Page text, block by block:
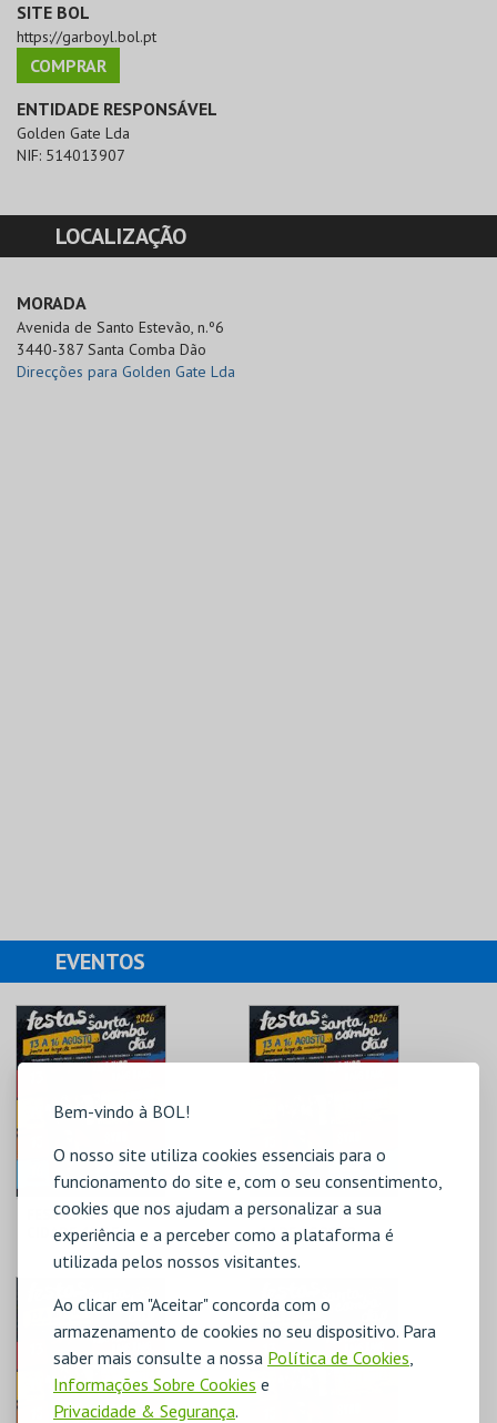
Bem-vindo à BOL!
O nosso site utiliza cookies essenciais para o
funcionamento do site e, com o seu consentimento,
cookies que nos ajudam a personalizar a sua
experiência e a perceber como a plataforma é
utilizada pelos nossos visitantes.
Ao clicar em "Aceitar" concorda com o
armazenamento de cookies no seu dispositivo. Para
saber mais consulte a nossa Política de Cookies
Informações Sobre Cookies e
Privacidade & Segurança.
SITE BOL
https://garboyl.bol.pt
COMPRAR
ENTIDADE RESPONSÁVEL
Golden Gate Lda
NIF: 514013907
LOCALIZAÇÃO
MORADA
Avenida de Santo Estevão, n.º6
3440-387 Santa Comba Dão
Direcções para Golden Gate Lda
EVENTOS
FESTAS DA
CIDADE-13 DE
AGOSTO-KISS KISS
BANG BANG
COMBA DÃO
MAIS INFO
COMPRAR
FESTAS DA CIDADE
14 DE AGOSTO-
MIGUEL GAMEIRO
& PÓLO NORTE 30
COMBA DÃO
MAIS INFO